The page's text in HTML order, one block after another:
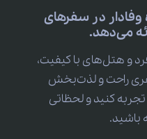
وفادار در سفرهای
می‌دهد.
و هتل‌های با کیفیت،
راحت و لذت‌بخش
تجربه کنید و لحظاتی
باشید.